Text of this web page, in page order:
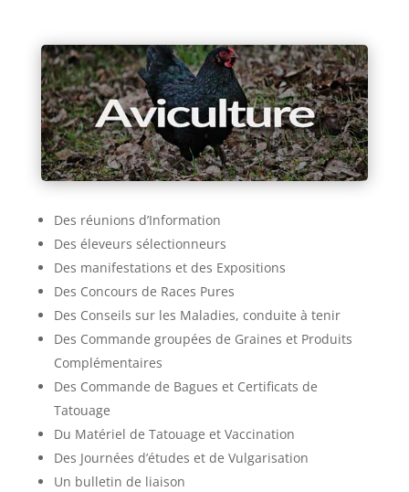
Des réunions d’Information
Des éleveurs sélectionneurs
Des manifestations et des Expositions
Des Concours de Races Pures
Des Conseils sur les Maladies, conduite à tenir
Des Commande groupées de Graines et Produits
Complémentaires
Des Commande de Bagues et Certificats de
Tatouage
Du Matériel de Tatouage et Vaccination
Des Journées d’études et de Vulgarisation
Un bulletin de liaison